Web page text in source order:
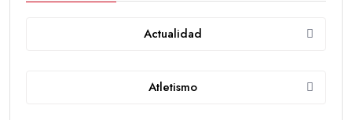
Actualidad
Atletismo